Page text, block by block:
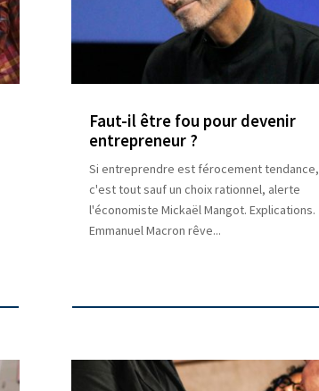
Faut-il être fou pour devenir
entrepreneur ?
Si entreprendre est férocement tendance,
c'est tout sauf un choix rationnel, alerte
l'économiste Mickaël Mangot. Explications.
Emmanuel Macron rêve...